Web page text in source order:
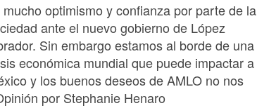
mucho optimismo y confianza por parte de la
ante el nuevo gobierno de López
Sin embargo estamos al borde de una
económica mundial que puede impactar a
y los buenos deseos de AMLO no nos
por Stephanie Henaro